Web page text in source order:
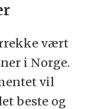
vært
i Norge.
vil
beste og